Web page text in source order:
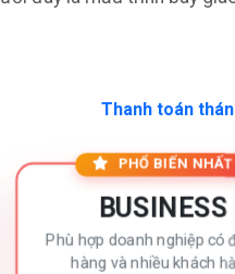
Thanh toán
PHỔ BIẾN NHẤT
BUSINESS
Phù hợp doanh nghiệp có
hàng và nhiều khách